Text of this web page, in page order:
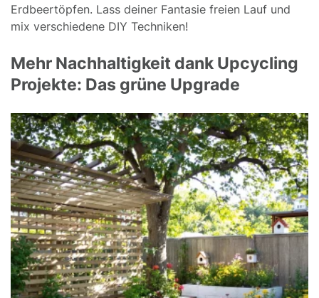
Erdbeertöpfen. Lass deiner Fantasie freien Lauf und
mix verschiedene DIY Techniken!
Mehr Nachhaltigkeit dank Upcycling
Projekte: Das grüne Upgrade